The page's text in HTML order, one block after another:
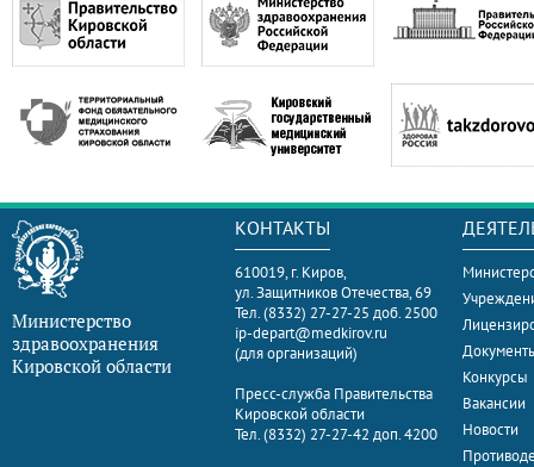
Министерство
здравоохранения
Кировской области
КОНТАКТЫ
610019, г. Киров,
ул. Защитников Отечества, 69
Тел. (8332) 27-27-25 доб. 2500
ip-depart@medkirov.ru
(для организаций)
Пресс-служба Правительства
Кировской области
Тел. (8332) 27-27-42 доп. 4200
Конкурсы
Вакансии
Новости